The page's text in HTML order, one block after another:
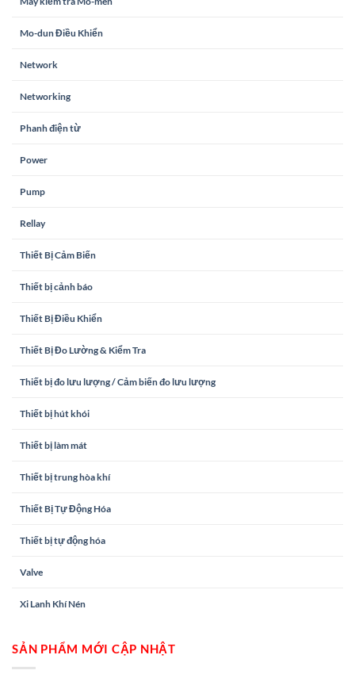
Mo-dun Điều Khiển
Network
Networking
Phanh điện từ
Power
Pump
Rellay
Thiết Bị Cảm Biến
Thiết bị cảnh báo
Thiết Bị Điều Khiển
Thiết Bị Đo Lường & Kiểm Tra
Thiết bị đo lưu lượng / Cảm biến đo lưu lượng
Thiết bị hút khói
Thiết bị làm mát
Thiết bị trung hòa khí
Thiết Bị Tự Động Hóa
Thiết bị tự động hóa
Valve
Xi Lanh Khí Nén
SẢN PHẨM MỚI CẬP NHẬT